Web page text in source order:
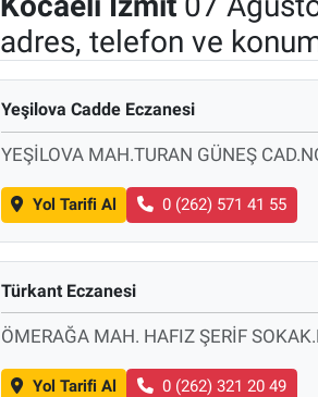
adres, telefon ve
Yeşilova Cadde Eczanesi
YEŞİLOVA MAH.TURAN GÜNEŞ
Yol Tarifi Al 0 (262) 571 41 55
Türkant Eczanesi
ÖMERAĞA MAH. HAFIZ ŞERİF
Yol Tarifi Al 0 (262) 321 20 49